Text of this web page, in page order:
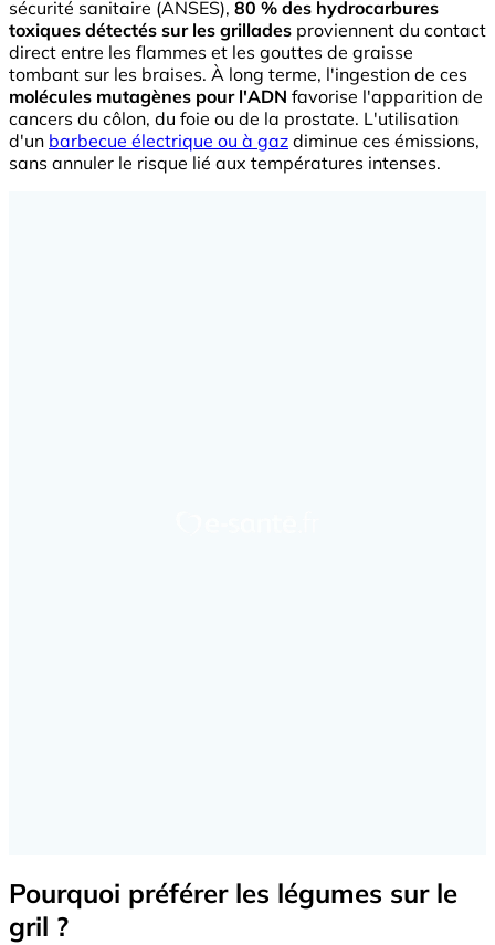
sécurité sanitaire (ANSES), 80 % des hydrocarbures
toxiques détectés sur les grillades proviennent du contact
direct entre les flammes et les gouttes de graisse
tombant sur les braises. À long terme, l'ingestion de ces
molécules mutagènes pour l'ADN favorise l'apparition de
cancers du côlon, du foie ou de la prostate. L'utilisation
d'un barbecue électrique ou à gaz diminue ces émissions,
sans annuler le risque lié aux températures intenses.
Pourquoi préférer les légumes sur le
gril ?